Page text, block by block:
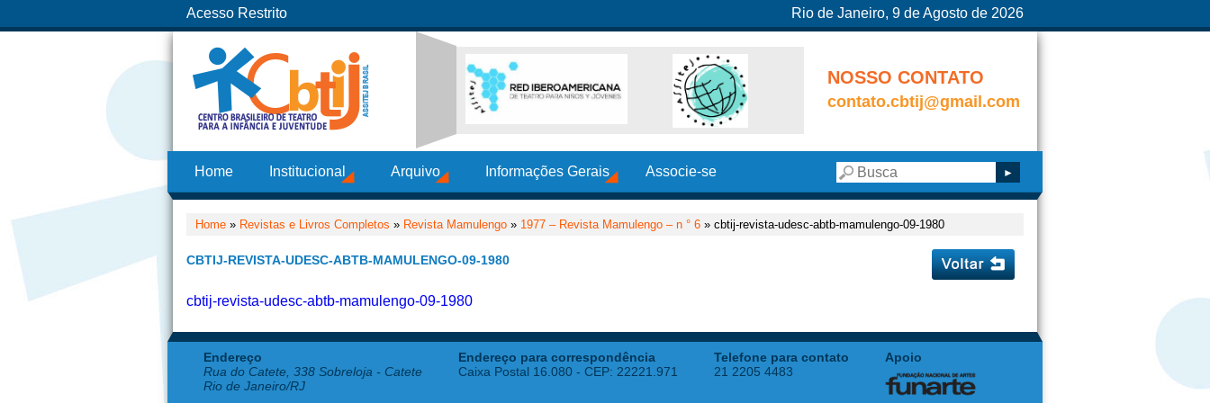
Acesso Restrito Rio de Janeiro, 9 de Agosto de 2026
NOSSO CONTATO
contato.cbtij@gmail.com
Home Institucional Arquivo Informações Gerais Associe-se
Home » Revistas e Livros Completos » Revista Mamulengo » 1977 – Revista Mamulengo – n ° 6 » cbtij-revista-udesc-abtb-mamulengo-09-1980
CBTIJ-REVISTA-UDESC-ABTB-MAMULENGO-09-1980
cbtij-revista-udesc-abtb-mamulengo-09-1980
Endereço
Rua do Catete, 338 Sobreloja - Catete
Rio de Janeiro/RJ
Endereço para correspondência
Caixa Postal 16.080 - CEP: 22221.971
Telefone para contato
21 2205 4483
Apoio